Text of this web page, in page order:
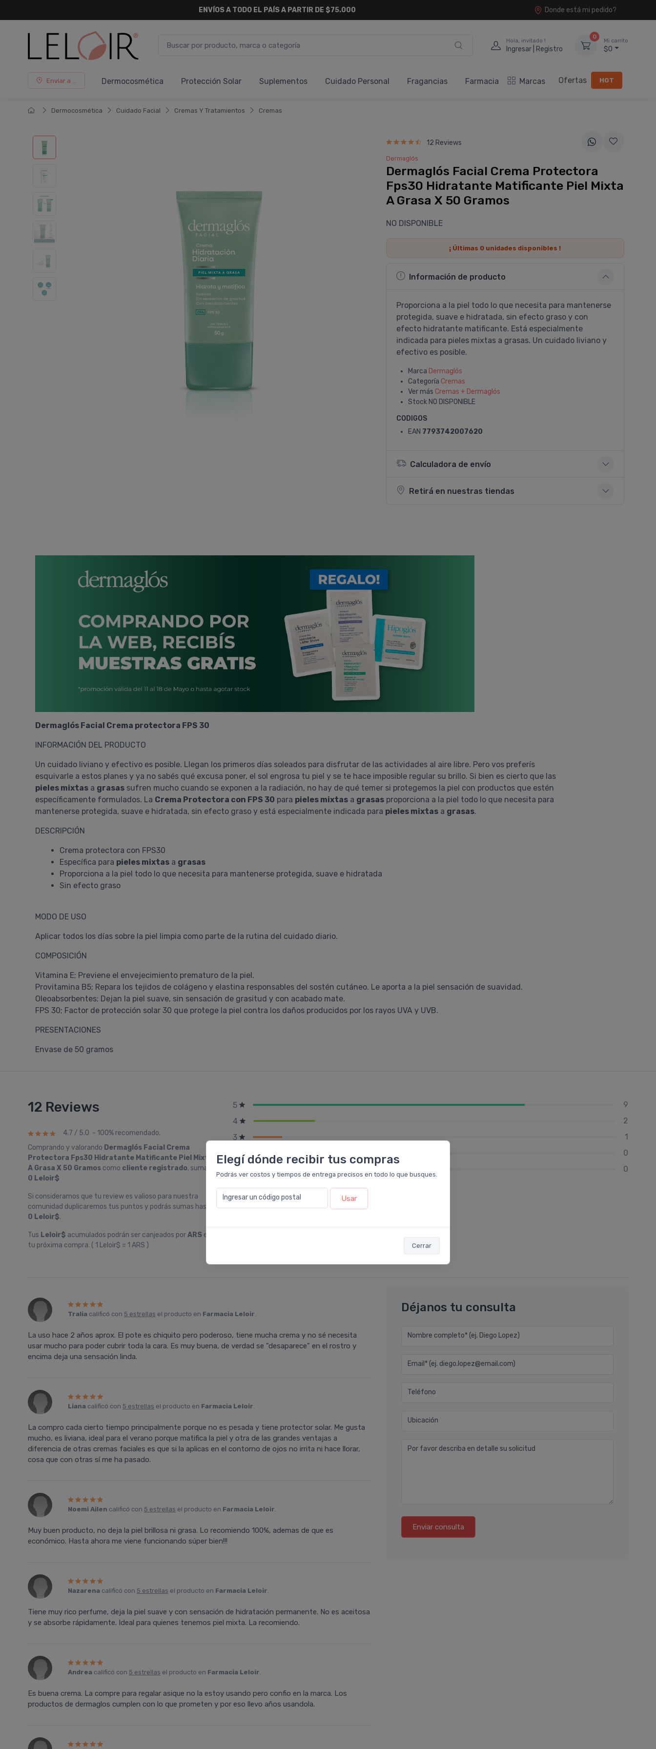
Elegí dónde recibir tus compras
Podrás ver costos y tiempos de entrega precisos en todo lo que busques.
Ingresar un código postal Usar
Cerrar
Donde está mi pedido?
Hola, invitado !
Ingresar | Registro
0
Mi carrito
$0
Enviar a ... Dermocosmética Protección Solar Suplementos Cuidado Personal Fragancias Farmacia Marcas Ofertas HOT
Dermocosmética Cuidado Facial Cremas Y Tratamientos Cremas
12 Reviews
Dermaglós
Dermaglós Facial Crema Protectora
Fps30 Hidratante Matificante Piel Mixta
A Grasa X 50 Gramos
NO DISPONIBLE
¡ Últimas 0 unidades disponibles !
Información de producto
Proporciona a la piel todo lo que necesita para mantenerse
protegida, suave e hidratada, sin efecto graso y con
efecto hidratante matificante. Está especialmente
indicada para pieles mixtas a grasas. Un cuidado liviano y
efectivo es posible.
Marca Dermaglós
Categoría Cremas
Ver más Cremas + Dermaglós
Stock NO DISPONIBLE
CODIGOS
EAN 7793742007620
Calculadora de envío
Retirá en nuestras tiendas
Dermaglós Facial Crema protectora FPS 30
INFORMACIÓN DEL PRODUCTO
Un cuidado liviano y efectivo es posible. Llegan los primeros días soleados para disfrutar de las actividades al aire libre. Pero vos preferís
esquivarle a estos planes y ya no sabés qué excusa poner, el sol engrosa tu piel y se te hace imposible regular su brillo. Si bien es cierto que las
pieles mixtas a grasas sufren mucho cuando se exponen a la radiación, no hay de qué temer si protegemos la piel con productos que estén
específicamente formulados. La Crema Protectora con FPS 30 para pieles mixtas a grasas proporciona a la piel todo lo que necesita para
mantenerse protegida, suave e hidratada, sin efecto graso y está especialmente indicada para pieles mixtas a grasas.
DESCRIPCIÓN
Crema protectora con FPS30
Específica para pieles mixtas a grasas
Proporciona a la piel todo lo que necesita para mantenerse protegida, suave e hidratada
Sin efecto graso
MODO DE USO
Aplicar todos los días sobre la piel limpia como parte de la rutina del cuidado diario.
COMPOSICIÓN
Vitamina E; Previene el envejecimiento prematuro de la piel.
Provitamina B5; Repara los tejidos de colágeno y elastina responsables del sostén cutáneo. Le aporta a la piel sensación de suavidad.
Oleoabsorbentes; Dejan la piel suave, sin sensación de grasitud y con acabado mate.
FPS 30; Factor de protección solar 30 que protege la piel contra los daños producidos por los rayos UVA y UVB.
PRESENTACIONES
Envase de 50 gramos
12 Reviews
4.7 / 5.0 - 100% recomendado.
Comprando y valorando Dermaglós Facial Crema
Protectora Fps30 Hidratante Matificante Piel Mixta
A Grasa X 50 Gramos como cliente registrado, sumarás
0 Leloir$
Si consideramos que tu review es valioso para nuestra
comunidad duplicaremos tus puntos y podrás sumas hasta
0 Leloir$.
Tus Leloir$ acumulados podrán ser canjeados porARS en
tu próxima compra. ( 1 Leloir$ = 1 ARS )
5
9
4
2
3
1
0
0
Tralia calificó con 5 estrellas el producto en Farmacia Leloir.
La uso hace 2 años aprox. El pote es chiquito pero poderoso, tiene mucha crema y no sé necesita
usar mucho para poder cubrir toda la cara. Es muy buena, de verdad se "desaparece" en el rostro y
encima deja una sensación linda.
Liana calificó con 5 estrellas el producto en Farmacia Leloir.
La compro cada cierto tiempo principalmente porque no es pesada y tiene protector solar. Me gusta
mucho, es liviana, ideal para el verano porque matifica la piel y otra de las grandes ventajas a
diferencia de otras cremas faciales es que si la aplicas en el contorno de ojos no irrita ni hace llorar,
cosa que con otras sí me ha pasado.
Noemi Ailen calificó con 5 estrellas el producto en Farmacia Leloir.
Muy buen producto, no deja la piel brillosa ni grasa. Lo recomiendo 100%, ademas de que es
económico. Hasta ahora me viene funcionando súper bien!!!
Nazarena calificó con 5 estrellas el producto en Farmacia Leloir.
Tiene muy rico perfume, deja la piel suave y con sensación de hidratación permanente. No es aceitosa
y se absorbe rápidamente. Ideal para quienes tenemos piel mixta. La recomiendo.
Andrea calificó con 5 estrellas el producto en Farmacia Leloir.
Es buena crema. La compre para regalar asique no la estoy usando pero confio en la marca. Los
productos de dermaglos cumplen con lo que prometen y por eso llevo años usandola.
Déjanos tu consulta
Nombre completo* (ej. Diego Lopez)
Email* (ej. diego.lopez@email.com)
Teléfono
Ubicación
Por favor describa en detalle su solicitud
Enviar consulta